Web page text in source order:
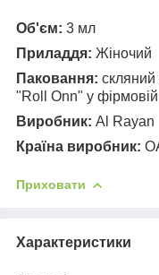
Об'єм: 3 мл
Приладдя: Жіночий
Паковання: скляний
"Roll Onn" у фірмовій
Виробник: Al Rayan
Країна виробник:
Приховати
Характеристики